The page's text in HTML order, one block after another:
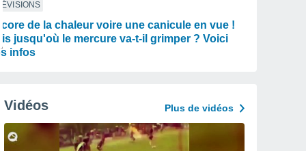
de la chaleur voire une canicule en vue !
jusqu'où le mercure va-t-il grimper ? Voici
infos
Vidéos Plus de vidéos